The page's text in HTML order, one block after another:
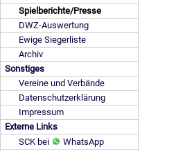
Spielberichte/Presse
DWZ-Auswertung
Ewige Siegerliste
Archiv
Sonstiges
Vereine und Verbände
Datenschutzerklärung
Impressum
Externe Links
SCK bei
WhatsApp